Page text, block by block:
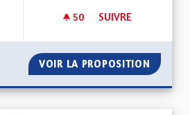
50 50 ABONNÉS
SUIVRE
VOIR LA PROPOSITION